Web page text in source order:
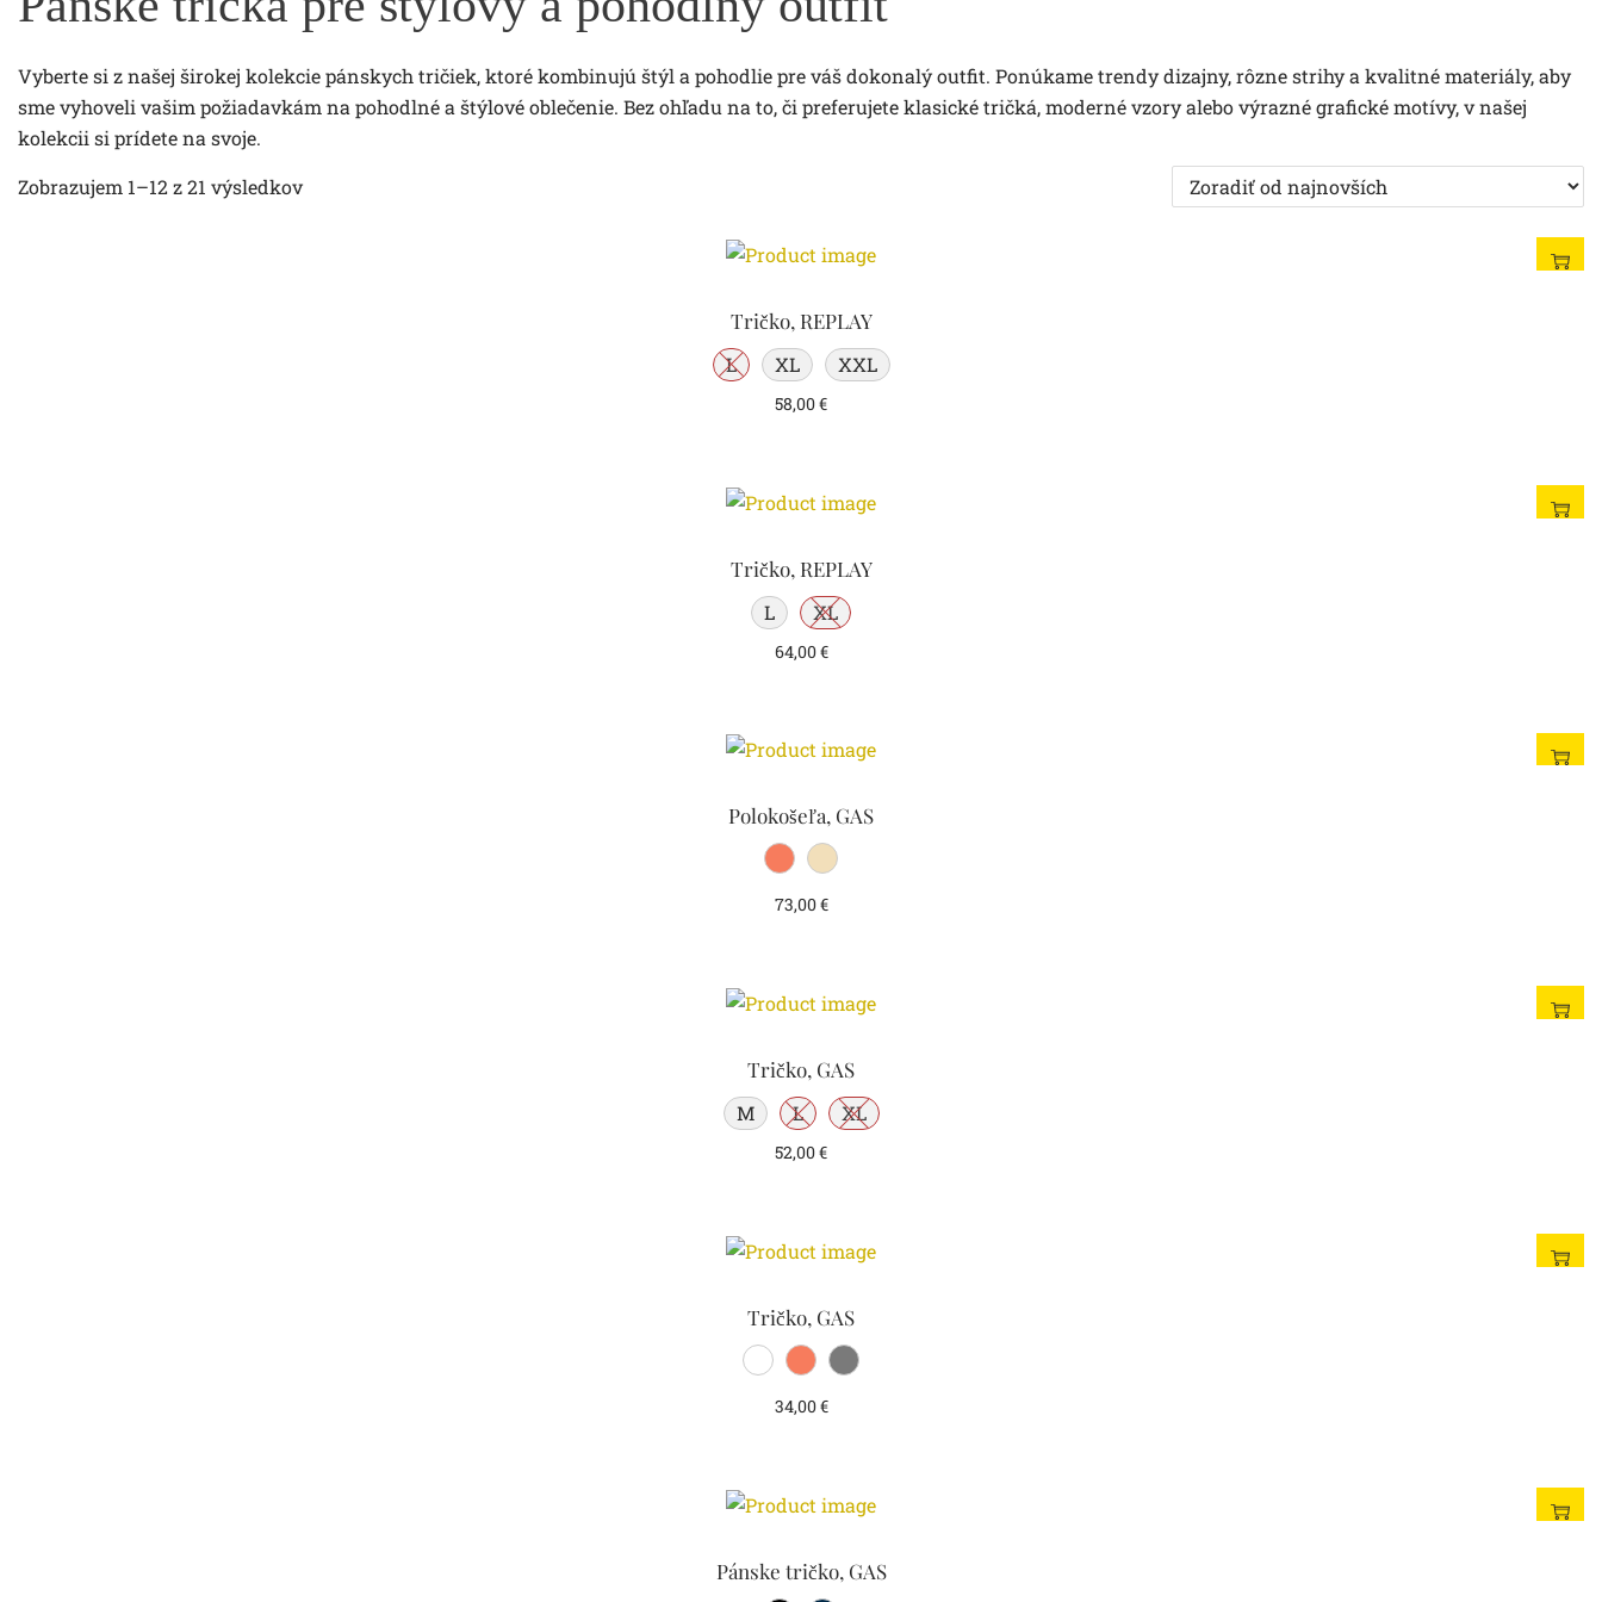
Vyberte si z našej širokej kolekcie pánskych tričiek, ktoré kombinujú štýl a pohodlie pre váš dokonalý outfit. Ponúkame trendy dizajny, rôzne strihy a kvalitné materiály, aby
sme vyhoveli vašim požiadavkám na pohodlné a štýlové oblečenie. Bez ohľadu na to, či preferujete klasické tričká, moderné vzory alebo výrazné grafické motívy, v našej
kolekcii si prídete na svoje.
Zobrazujem 1–12z 21 výsledkov
Tričko, REPLAY
L XL XXL
58,00€
Tričko, REPLAY
L XL
64,00€
Polokošeľa, GAS
73,00€
Tričko, GAS
M L XL
52,00€
Tričko, GAS
34,00€
Pánske tričko, GAS